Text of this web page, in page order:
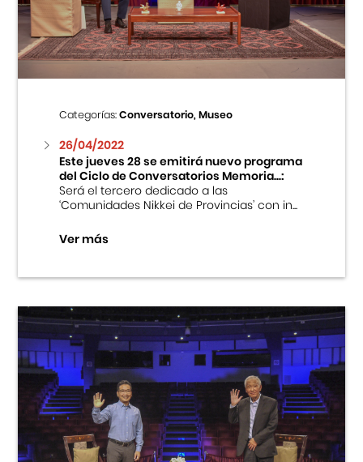
Centro Cultural Peruano Japonés
Museo de la Inmigración Japonesa
Fondo Editorial
Teatro Peruano Japonés
Categorías:Conversatorio, Museo
26/04/2022
Este jueves 28 se emitirá nuevo programa
del Ciclo de Conversatorios Memoria...:
Será el tercero dedicado a las
‘Comunidades Nikkei de Provincias’ con in...
Ver más